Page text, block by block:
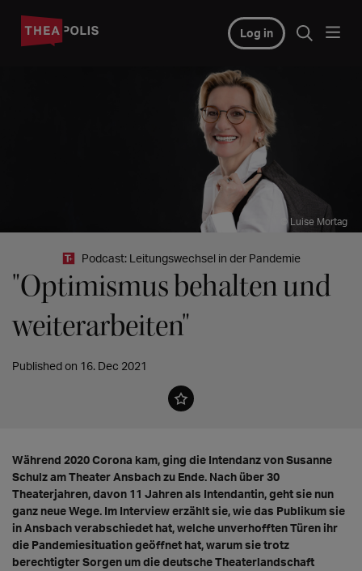
Log in
© Luise Mortag
Podcast: Leitungswechsel in der Pandemie
"Optimismus behalten und
weiterarbeiten"
Published on 16. Dec 2021
Während 2020 Corona kam, ging die Intendanz von Susanne
Schulz am Theater Ansbach zu Ende. Nach über 30
Theaterjahren, davon 11 Jahren als Intendantin, geht sie nun
ganz neue Wege. Im Interview erzählt sie, wie das Publikum sie
in Ansbach verabschiedet hat, welche unverhofften Türen ihr
die Pandemiesituation geöffnet hat, warum sie trotz
berechtigter Sorgen um die deutsche Theaterlandschaft